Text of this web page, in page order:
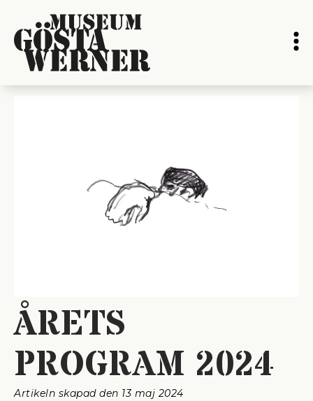
ÅRETS
PROGRAM 2024
Artikeln skapad den 13 maj 2024